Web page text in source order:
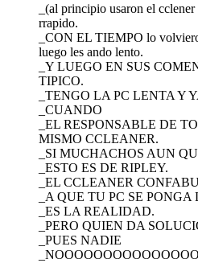
_(al principio usaron el
rrapido.
_CON EL TIEMPO lo
luego les ando lento.
_Y LUEGO EN SUS
TIPICO.
_TENGO LA PC LENTA Y
_CUANDO
_EL RESPONSABLE DE
MISMO CCLEANER.
_SI MUCHACHOS AUN
_ESTO ES DE RIPLEY.
_EL CCLEANER
_A QUE TU PC SE PONGA
_ES LA REALIDAD.
_PERO QUIEN DA
_PUES NADIE